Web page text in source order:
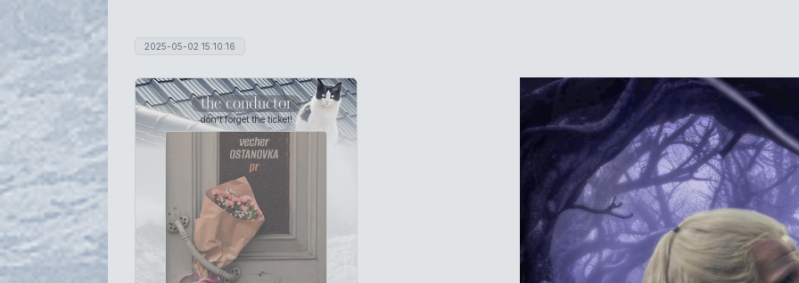
2025-05-02 15:10:16
the conductor
don't forget the ticket!